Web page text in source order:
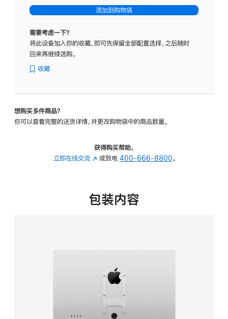
-
标
璃
转
的
添加到购物袋
需要考虑一下？
将此设备加入你的收藏，即可先保留全部配置选择，之后随时
回来再继续选购。
收藏
想购买多件商品？
你可以查看完整的送货详情，并更改购物袋中的商品数量。
获得购买帮助，
立即在线交流 (在
中
或致电 400-666-8800。
包装内容